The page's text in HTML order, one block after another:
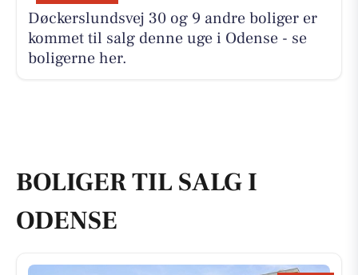
Døckerslundsvej 30 og 9 andre boliger er
kommet til salg denne uge i Odense - se
boligerne her.
BOLIGER TIL SALG I
ODENSE